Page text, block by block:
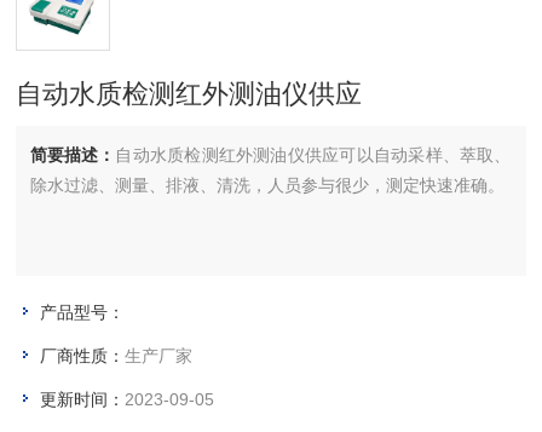
自动水质检测红外测油仪供应
简要描述： 自动水质检测红外测油仪供应可以自动采样、萃取、
除水过滤、测量、排液、清洗，人员参与很少，测定快速准确。
产品型号：
厂商性质：生产厂家
更新时间： 2023-09-05